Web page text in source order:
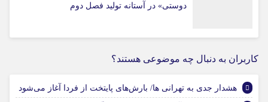
دوستی» در آستانه تولید فصل دوم
کاربران به دنبال چه موضوعی هستند؟
هشدار جدی به تهرانی ها/ بارش‌های پایتخت از فردا آغاز می‌شود